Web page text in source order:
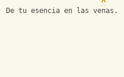
De tu esencia en las venas.